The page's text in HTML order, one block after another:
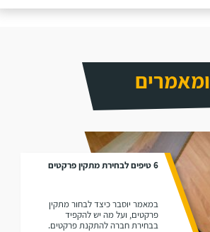
ומאמרים
6 טיפים לבחירת מתקין פרקטים
במאמר יוסבר כיצד לבחור מתקין
פרקטים, ועל מה יש להקפיד
בבחירת חברה להתקנת פרקטים.